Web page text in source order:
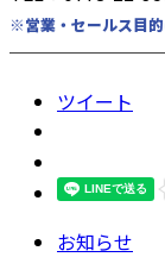
※営業・セールス目的
ツイート
お知らせ